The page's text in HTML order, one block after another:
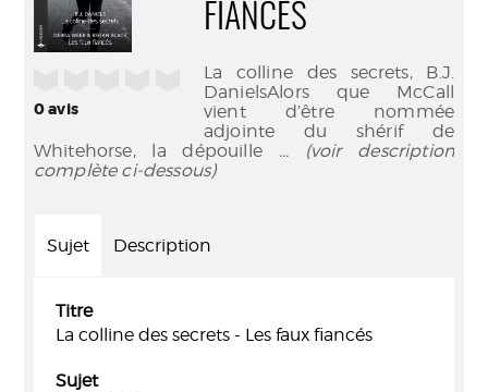
0avis
FIANCÉS
La colline des secrets, B.J.
DanielsAlors que McCall
vient d’être nommée
adjointe du shérif de
Whitehorse, la dépouille ... (voir description
complète ci-dessous)
Sujet Description
Titre
La colline des secrets - Les faux fiancés
Sujet